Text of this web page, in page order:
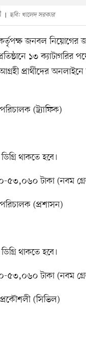
ছবি: খালেদ সরকার
জনবল নিয়োগের
১৩ ক্যাটাগরির
প্রার্থীদের
(ট্র্যাফিক)
থাকতে হবে।
৫৩,০৬০ টাকা (নবম
(প্রশাসন)
থাকতে হবে।
৫৩,০৬০ টাকা (নবম
(সিভিল)